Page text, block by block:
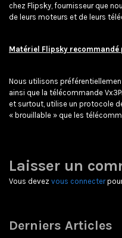
chez Flipsky, fournisseur que
de leurs moteurs et de leurs
Matériel Flipsky recommandé
Nous utilisons
ainsi que la télécommande
et surtout, utilise un protocole
« brouillable » que les
Laisser un
Vous devez vous connecter
Derniers Articles